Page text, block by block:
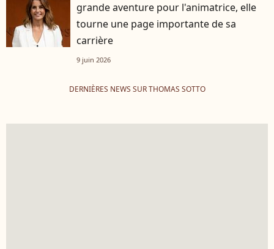
grande aventure pour l'animatrice, elle
tourne une page importante de sa
carrière
9 juin 2026
DERNIÈRES NEWS SUR THOMAS SOTTO